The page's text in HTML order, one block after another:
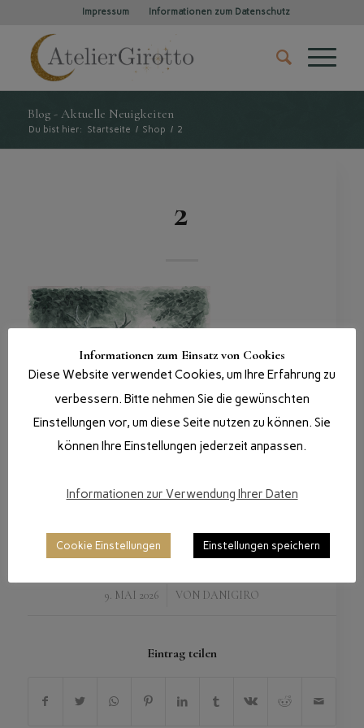
Impressum Informationen zum Datenschutz
Blog - Aktuelle Neuigkeiten
Du bist hier: Startseite / Shop / 2
2
9. MAI 2026
/ VON DANIGIRO
Eintrag teilen
Informationen zum Einsatz von Cookies
Diese Website verwendet Cookies, um Ihre Erfahrung zu
verbessern. Bitte nehmen Sie die gewünschten
Einstellungen vor, um diese Seite nutzen zu können. Sie
können Ihre Einstellungen jederzeit anpassen.
Informationen zur Verwendung Ihrer Daten
Cookie Einstellungen Einstellungen speichern